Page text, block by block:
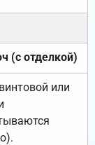
(с отделкой)
или